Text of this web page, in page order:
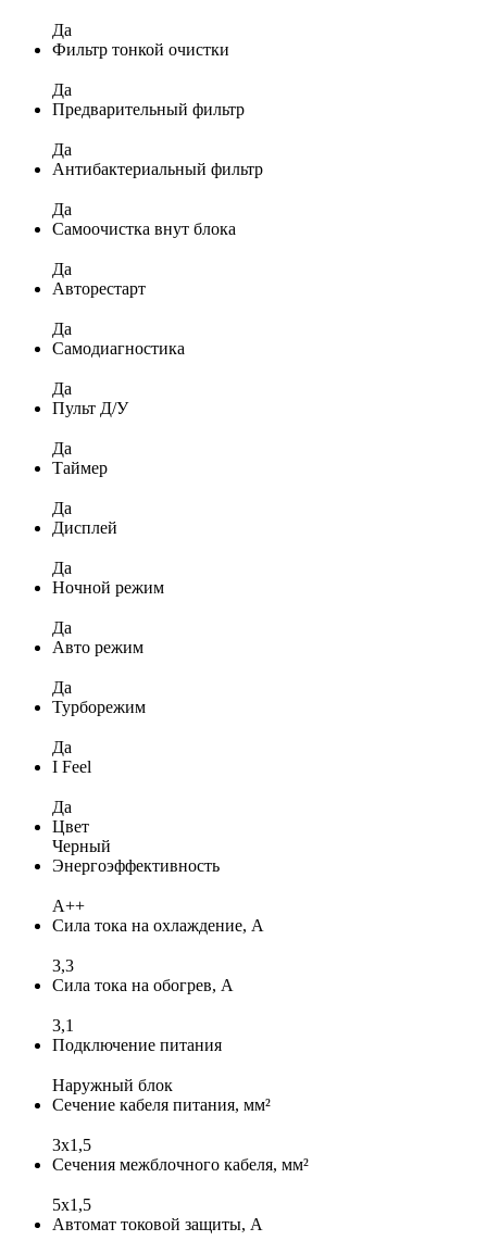
Да
Фильтр тонкой очистки
Да
Предварительный фильтр
Да
Антибактериальный фильтр
Да
Самоочистка внут блока
Да
Авторестарт
Да
Самодиагностика
Да
Пульт Д/У
Да
Таймер
Да
Дисплей
Да
Ночной режим
Да
Авто режим
Да
Турборежим
Да
I Feel
Да
Цвет
Черный
Энергоэффективность
A++
Сила тока на охлаждение, А
3,3
Сила тока на обогрев, А
3,1
Подключение питания
Наружный блок
Сечение кабеля питания, мм²
3x1,5
Сечения межблочного кабеля, мм²
5x1,5
Автомат токовой защиты, А